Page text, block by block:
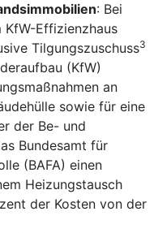
: Bei
KfW-Effizienzhaus
Tilgungszuschuss3
(KfW)
an
sowie für eine
der Be- und
Bundesamt für
(BAFA) einen
Heizungstausch
der Kosten von der